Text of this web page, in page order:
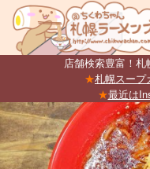
店舗検索豊富！札
★札幌スープ
★最近は